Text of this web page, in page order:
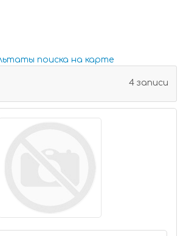
поиска на карте
4 записи